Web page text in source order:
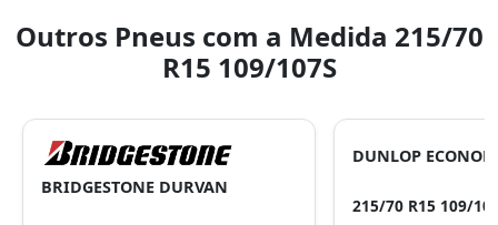
Outros Pneus com a Medida 215/70
R15 109/107S
BRIDGESTONE DURVAN
DUNLOP
215/70 R15 109/